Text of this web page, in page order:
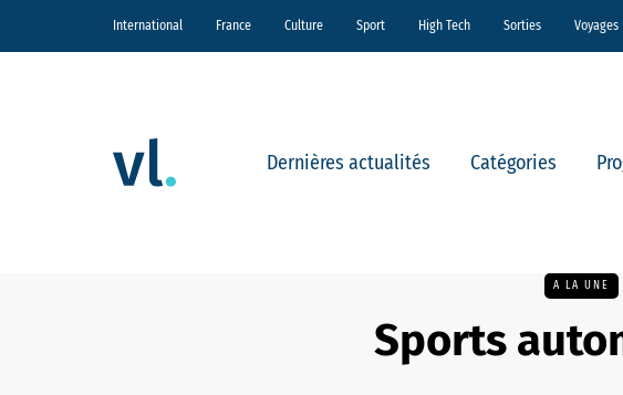
International France Culture Sport High Tech Sorties
Dernières actualités Catégories
A LA UNE
Sports